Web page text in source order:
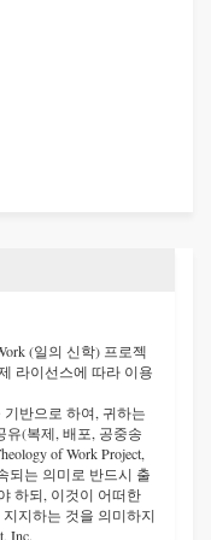
(일의 신학) 프로젝
라이선스에 따라 이용
반으로 하여, 귀하는
유(복제, 배포, 공중송
of Work Project,
되는 의미로 반드시 출
하되, 이것이 어떠한
지하는 것을 의미하지
Inc.